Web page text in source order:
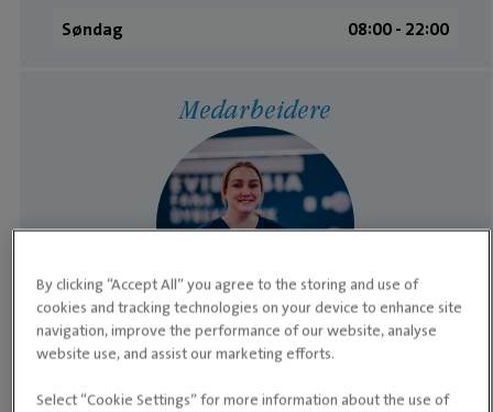
Søndag
08:00 ­- 22:00
Medarbeidere
KLINIKKLEDER OG DYREPLEIER
Lisa Marie Nordbø
By clicking “Accept All” you agree to the storing and use of
cookies and tracking technologies on your device to enhance site
navigation, improve the performance of our website, analyse
website use, and assist our marketing efforts.
Select “Cookie Settings” for more information about the use of